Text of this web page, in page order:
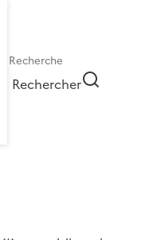
Rechercher